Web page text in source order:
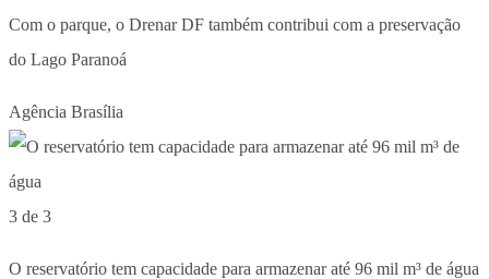
Com o parque, o Drenar DF também contribui com a preservação
do Lago Paranoá
Agência Brasília
3 de 3
O reservatório tem capacidade para armazenar até 96 mil m³ de água